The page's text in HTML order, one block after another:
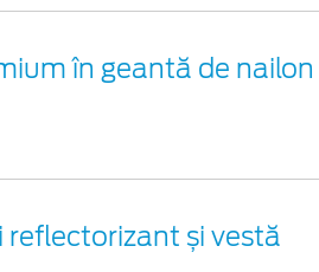
în geantă de nailon
reflectorizant și vestă